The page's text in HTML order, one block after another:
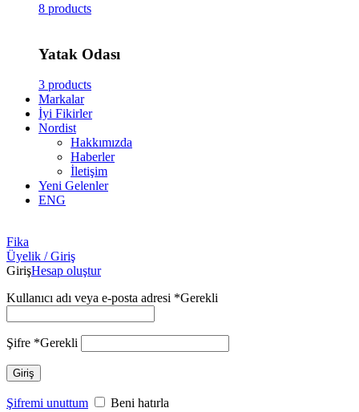
8 products
Yatak Odası
3 products
Markalar
İyi Fikirler
Nordist
Hakkımızda
Haberler
İletişim
Yeni Gelenler
ENG
Fika
Üyelik / Giriş
GirişHesap oluştur
Kullanıcı adı veya e-posta adresi *Gerekli
Şifre *Gerekli
Giriş
Şifremi unuttum
Beni hatırla